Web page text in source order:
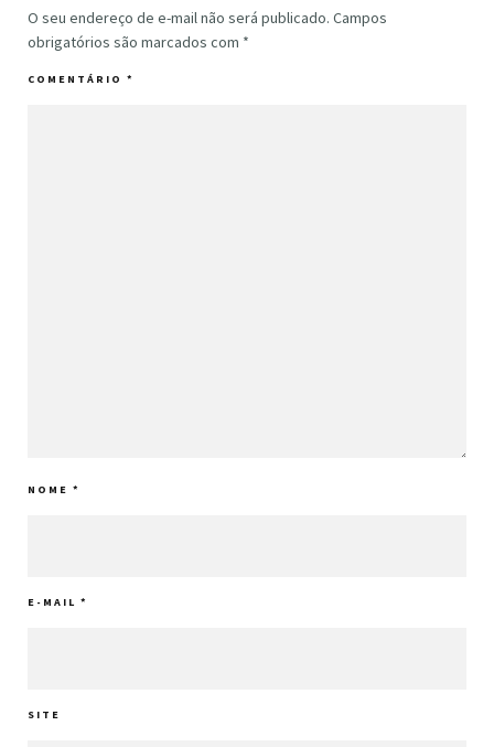
O seu endereço de e-mail não será publicado. Campos
obrigatórios são marcados com *
COMENTÁRIO *
NOME *
E-MAIL *
SITE